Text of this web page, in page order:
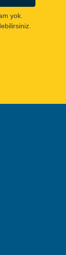
yok.